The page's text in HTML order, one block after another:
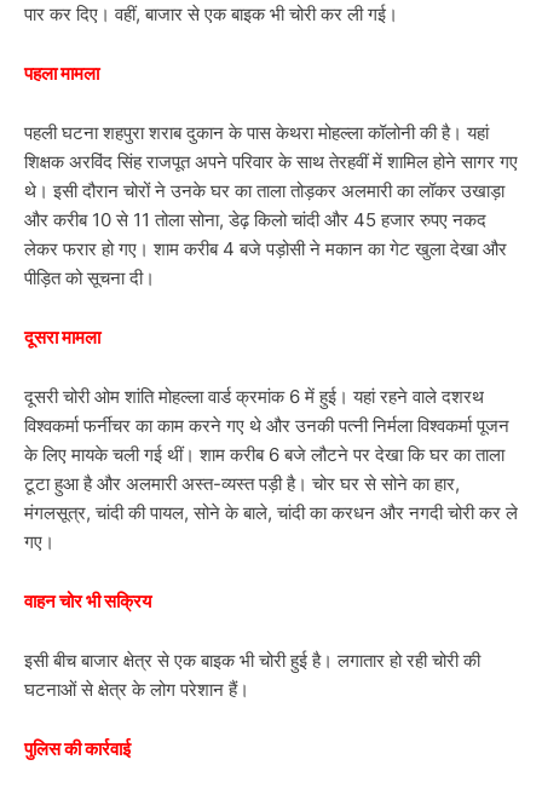
पार कर दिए। वहीं, बाजार से एक बाइक भी चोरी कर ली गई।
पहला मामला
पहली घटना शहपुरा शराब दुकान के पास केथरा मोहल्ला कॉलोनी की है। यहां
शिक्षक अरविंद सिंह राजपूत अपने परिवार के साथ तेरहवीं में शामिल होने सागर गए
थे। इसी दौरान चोरों ने उनके घर का ताला तोड़कर अलमारी का लॉकर उखाड़ा
और करीब 10 से 11 तोला सोना, डेढ़ किलो चांदी और 45 हजार रुपए नकद
लेकर फरार हो गए। शाम करीब 4 बजे पड़ोसी ने मकान का गेट खुला देखा और
पीड़ित को सूचना दी।
दूसरा मामला
दूसरी चोरी ओम शांति मोहल्ला वार्ड क्रमांक 6 में हुई। यहां रहने वाले दशरथ
विश्वकर्मा फर्नीचर का काम करने गए थे और उनकी पत्नी निर्मला विश्वकर्मा पूजन
के लिए मायके चली गई थीं। शाम करीब 6 बजे लौटने पर देखा कि घर का ताला
टूटा हुआ है और अलमारी अस्त-व्यस्त पड़ी है। चोर घर से सोने का हार,
मंगलसूत्र, चांदी की पायल, सोने के बाले, चांदी का करधन और नगदी चोरी कर ले
गए।
वाहन चोर भी सक्रिय
इसी बीच बाजार क्षेत्र से एक बाइक भी चोरी हुई है। लगातार हो रही चोरी की
घटनाओं से क्षेत्र के लोग परेशान हैं।
पुलिस की कार्रवाई